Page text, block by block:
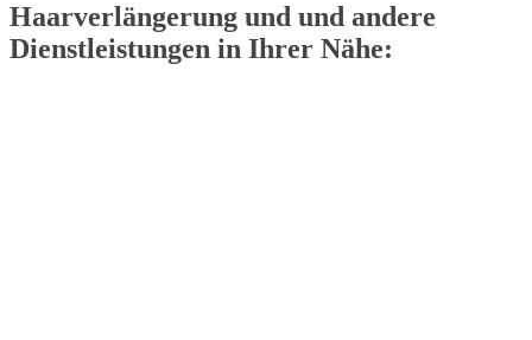
Haarverlängerung und und andere
Dienstleistungen in Ihrer Nähe: